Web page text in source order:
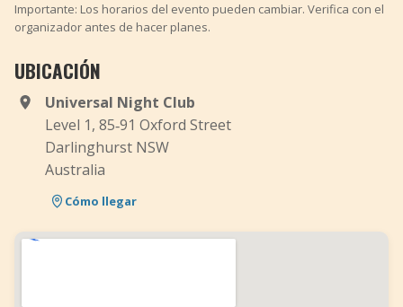
Importante: Los horarios del evento pueden cambiar. Verifica con el
organizador antes de hacer planes.
UBICACIÓN
Universal Night Club
Level 1, 85‑91 Oxford Street
Darlinghurst NSW
Australia
Cómo llegar